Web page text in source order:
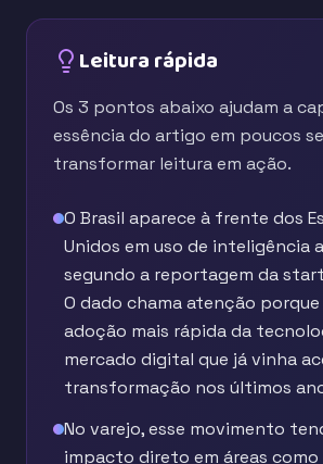
Leitura rápida
Os 3 pontos abaixo ajudam a
essência do artigo em poucos
transformar leitura em ação.
O Brasil aparece à frente dos
Unidos em uso de inteligência
segundo a reportagem da
O dado chama atenção
adoção mais rápida da
mercado digital que já vinha
transformação nos últimos
No varejo, esse movimento
impacto direto em áreas como